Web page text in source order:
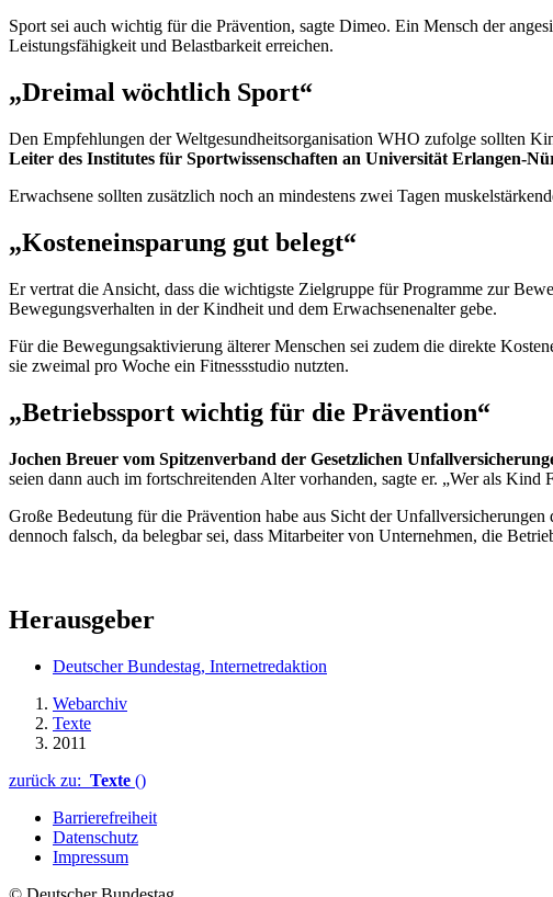
Sport sei auch wichtig für die Prävention, sagte Dimeo. Ein Mensch der
Leistungsfähigkeit und Belastbarkeit erreichen.
„Dreimal wöchtlich Sport“
Den Empfehlungen der Weltgesundheitsorganisation WHO zufolge sollten
Leiter des Institutes für Sportwissenschaften an Universität Erlangen-
Erwachsene sollten zusätzlich noch an mindestens zwei Tagen
„Kosteneinsparung gut belegt“
Er vertrat die Ansicht, dass die wichtigste Zielgruppe für Programme zur
Bewegungsverhalten in der Kindheit und dem Erwachsenenalter gebe.
Für die Bewegungsaktivierung älterer Menschen sei zudem die direkte
sie zweimal pro Woche ein Fitnessstudio nutzten.
„Betriebssport wichtig für die Prävention“
Jochen Breuer vom Spitzenverband der Gesetzlichen
seien dann auch im fortschreitenden Alter vorhanden, sagte er. „Wer als
Große Bedeutung für die Prävention habe aus Sicht der
dennoch falsch, da belegbar sei, dass Mitarbeiter von Unternehmen, die
Herausgeber
Deutscher Bundestag, Internetredaktion
Webarchiv
Texte
2011
zurück zu: Texte ()
Barrierefreiheit
Datenschutz
Impressum